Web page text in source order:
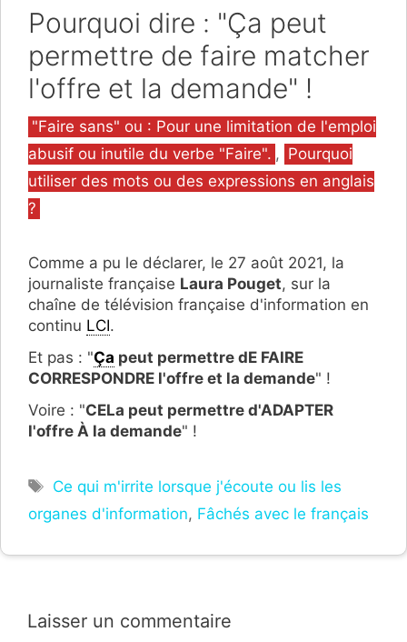
Pourquoi dire : "Ça peut
permettre de faire matcher
l'offre et la demande" !
Catégories
"Faire sans" ou : Pour une limitation de l'emploi
abusif ou inutile du verbe "Faire". , Pourquoi
utiliser des mots ou des expressions en anglais
?
Comme a pu le déclarer, le 27 août 2021, la
journaliste française Laura Pouget, sur la
chaîne de télévision française d'information en
continu LCI.
Et pas : "Ça peut permettre dE FAIRE
CORRESPONDRE l'offre et la demande" !
Voire : "CELa peut permettre d'ADAPTER
l'offre À la demande" !
Étiquettes
Ce qui m'irrite lorsque j'écoute ou lis les
organes d'information, Fâchés avec le français
Laisser un commentaire